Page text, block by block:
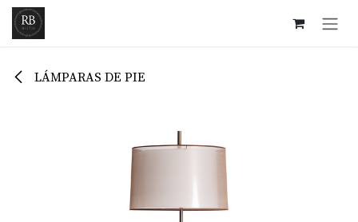
Ir al contenido
LÁMPARAS DE PIE